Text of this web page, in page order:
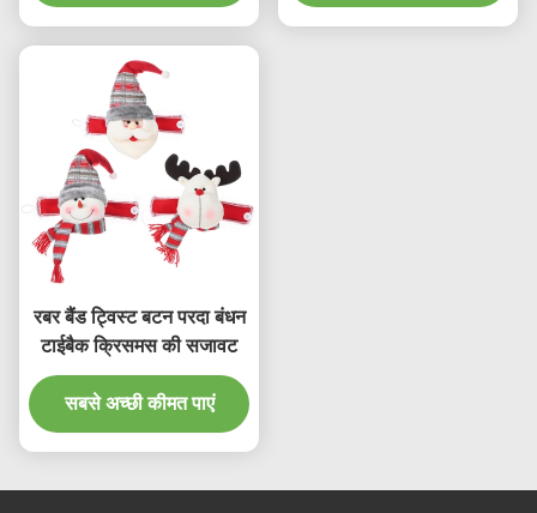
रबर बैंड ट्विस्ट बटन परदा बंधन
टाईबैक क्रिसमस की सजावट
सबसे अच्छी कीमत पाएं